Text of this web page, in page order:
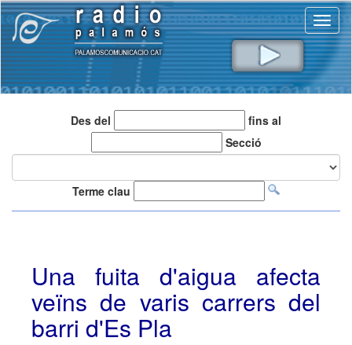
Des del
fins al
Secció
Terme clau
Una fuita d'aigua afecta
veïns de varis carrers del
barri d'Es Pla